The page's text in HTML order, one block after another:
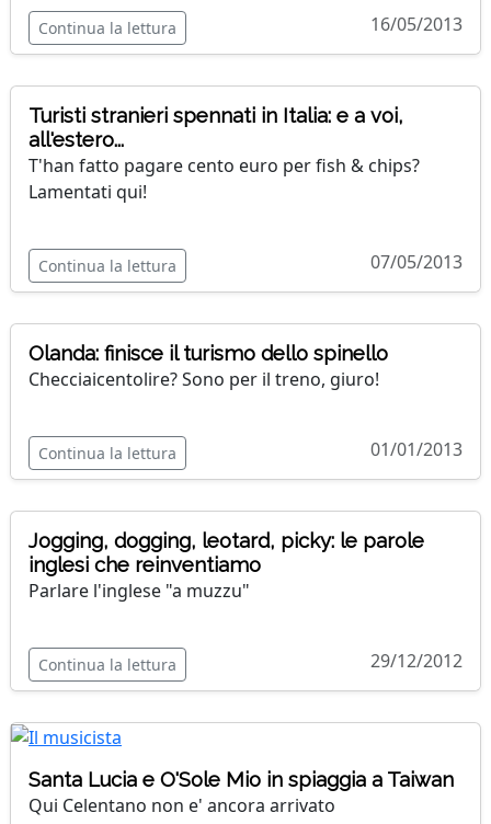
Continua la lettura 16/05/2013
Turisti stranieri spennati in Italia: e a voi,
all'estero...
T'han fatto pagare cento euro per fish & chips?
Lamentati qui!
Continua la lettura 07/05/2013
Olanda: finisce il turismo dello spinello
Checciaicentolire? Sono per il treno, giuro!
Continua la lettura 01/01/2013
Jogging, dogging, leotard, picky: le parole
inglesi che reinventiamo
Parlare l'inglese "a muzzu"
Continua la lettura 29/12/2012
Santa Lucia e O'Sole Mio in spiaggia a Taiwan
Qui Celentano non e' ancora arrivato